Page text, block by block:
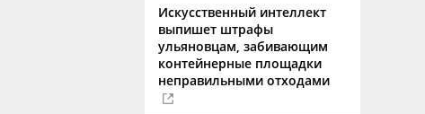
Искусственный интеллект
выпишет штрафы
ульяновцам, забивающим
контейнерные площадки
неправильными отходами